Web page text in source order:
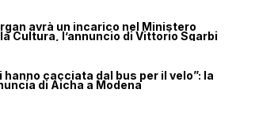
avrà un incarico nel Ministero
Cultura, l’annuncio di Vittorio Sgarbi
hanno cacciata dal bus per il velo”: la
di Aicha a Modena